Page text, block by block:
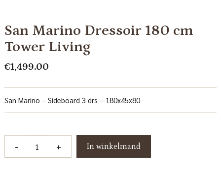
San Marino Dressoir 180 cm
Tower Living
€1,499.00
San Marino – Sideboard 3 drs – 180x45x80
- + In winkelmand